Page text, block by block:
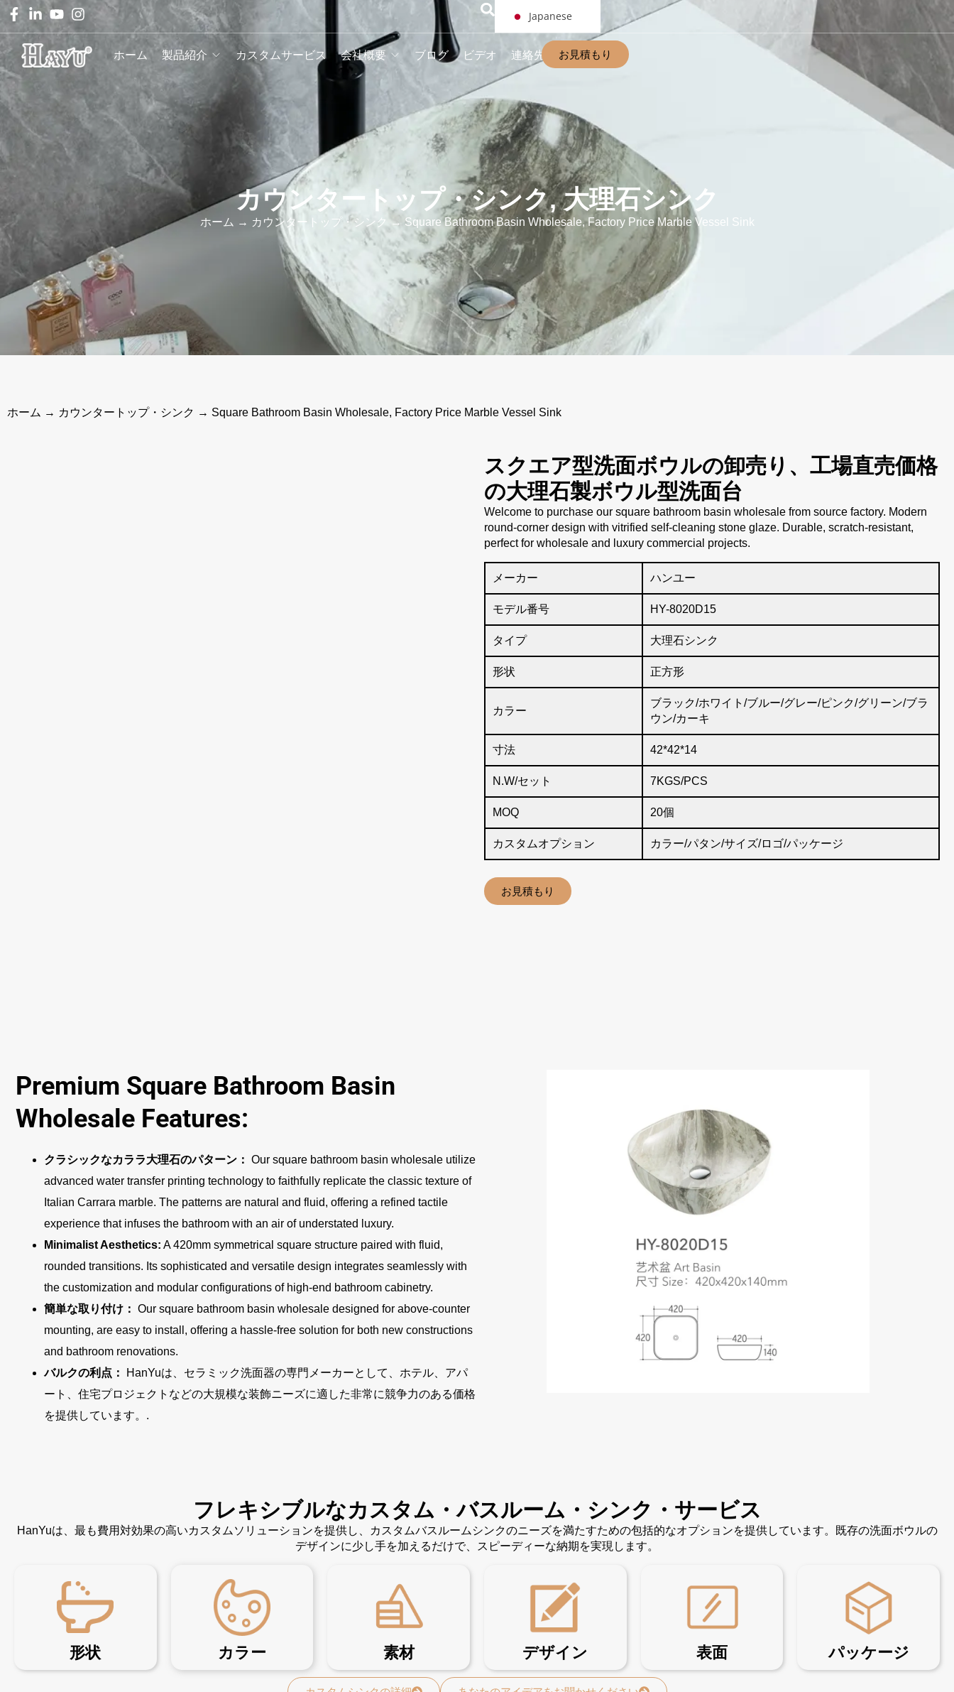
Japanese
ホーム 製品紹介 カスタムサービス 会社概要 ブログ ビデオ 連絡先 お見積もり
カウンタートップ・シンク,大理石シンク
ホーム → カウンタートップ・シンク → Square Bathroom Basin Wholesale, Factory Price Marble Vessel Sink
ホーム → カウンタートップ・シンク → Square Bathroom Basin Wholesale, Factory Price Marble Vessel Sink
スクエア型洗面ボウルの卸売り、工場直売価格
の大理石製ボウル型洗面台
Welcome to purchase our square bathroom basin wholesale from source factory. Modern
round-corner design with vitrified self-cleaning stone glaze. Durable, scratch-resistant,
perfect for wholesale and luxury commercial projects.
メーカー ハンユー
モデル番号 HY-8020D15
タイプ 大理石シンク
形状 正方形
カラー
ブラック/ホワイト/ブルー/グレー/ピンク/グリーン/ブラ
ウン/カーキ
寸法 42*42*14
N.W/セット 7KGS/PCS
MOQ 20個
カスタムオプション カラー/パタン/サイズ/ロゴ/パッケージ
お見積もり
Premium Square Bathroom Basin
Wholesale Features:
クラシックなカララ大理石のパターン： Our square bathroom basin wholesale utilize
advanced water transfer printing technology to faithfully replicate the classic texture of
Italian Carrara marble. The patterns are natural and fluid, offering a refined tactile
experience that infuses the bathroom with an air of understated luxury.
Minimalist Aesthetics: A 420mm symmetrical square structure paired with fluid,
rounded transitions. Its sophisticated and versatile design integrates seamlessly with
the customization and modular configurations of high-end bathroom cabinetry.
簡単な取り付け： Our square bathroom basin wholesale designed for above-counter
mounting, are easy to install, offering a hassle-free solution for both new constructions
and bathroom renovations.
バルクの利点：
HanYuは、セラミック洗面器の専門メーカーとして、ホテル、アパ
ート、住宅プロジェクトなどの大規模な装飾ニーズに適した非常に競争力のある価格
を提供しています。.
フレキシブルなカスタム・バスルーム・シンク・サービス
HanYuは、最も費用対効果の高いカスタムソリューションを提供し、カスタムバスルームシンクのニーズを満たすための包括的なオプションを提供しています。既存の洗面ボウルの
デザインに少し手を加えるだけで、スピーディーな納期を実現します。
形状 カラー 素材 デザイン 表面 パッケージ